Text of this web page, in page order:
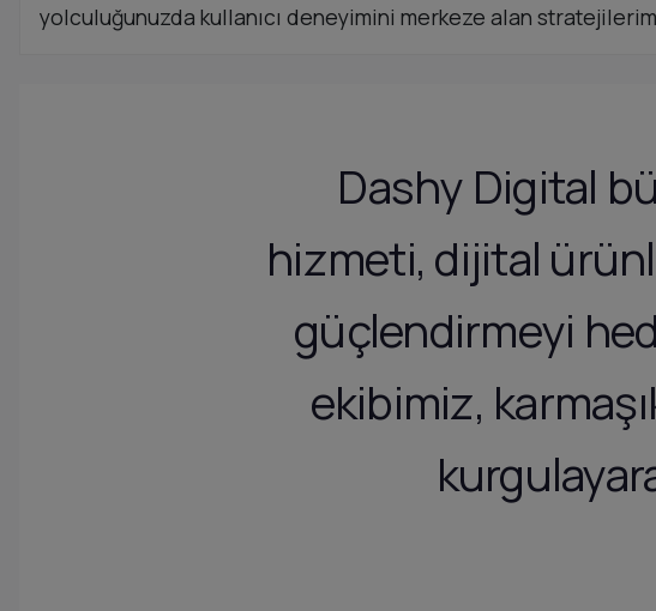
yolculuğunuzda kullanıcı deneyimini merkeze alan
Dashy Digital
hizmeti, dijital
güçlendirmeyi
ekibimiz,